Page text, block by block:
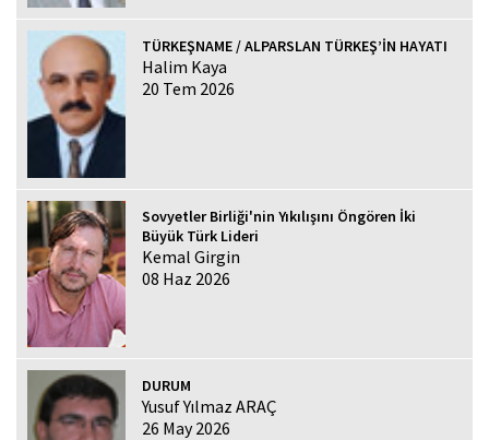
TÜRKEŞNAME / ALPARSLAN TÜRKEŞ’İN HAYATI
Halim Kaya
20 Tem 2026
Sovyetler Birliği'nin Yıkılışını Öngören İki
Büyük Türk Lideri
Kemal Girgin
08 Haz 2026
DURUM
Yusuf Yılmaz ARAÇ
26 May 2026